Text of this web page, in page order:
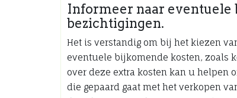
Informeer naar eventuele
bezichtigingen.
Het is verstandig om bij het kiezen
eventuele bijkomende kosten, zoals
over deze extra kosten kan u helpen
die gepaard gaat met het verkopen